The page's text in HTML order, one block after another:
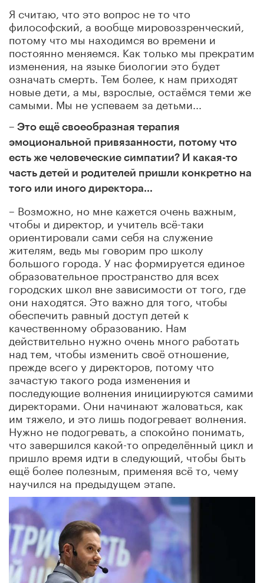
Я считаю, что это вопрос не то что
философский, а вообще мировоззренческий,
потому что мы находимся во времени и
постоянно меняемся. Как только мы прекратим
изменения, на языке биологии это будет
означать смерть. Тем более, к нам приходят
новые дети, а мы, взрослые, остаёмся теми же
самыми. Мы не успеваем за детьми...
– Это ещё своеобразная терапия
эмоциональной привязанности, потому что
есть же человеческие симпатии? И какая-то
часть детей и родителей пришли конкретно на
того или иного директора…
– Возможно, но мне кажется очень важным,
чтобы и директор, и учитель всё-таки
ориентировали сами себя на служение
жителям, ведь мы говорим про школу
большого города. У нас формируется единое
образовательное пространство для всех
городских школ вне зависимости от того, где
они находятся. Это важно для того, чтобы
обеспечить равный доступ детей к
качественному образованию. Нам
действительно нужно очень много работать
над тем, чтобы изменить своё отношение,
прежде всего у директоров, потому что
зачастую такого рода изменения и
последующие волнения инициируются самими
директорами. Они начинают жаловаться, как
им тяжело, и это лишь подогревает волнения.
Нужно не подогревать, а спокойно понимать,
что завершился какой-то определённый цикл и
пришло время идти в следующий, чтобы быть
ещё более полезным, применяя всё то, чему
научился на предыдущем этапе.